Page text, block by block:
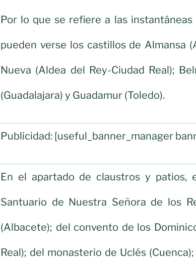
Por lo que se refiere a las
pueden verse los castillos de Almansa
Nueva (Aldea del Rey-Ciudad Real);
(Guadalajara) y Guadamur (Toledo).
Publicidad: [useful_banner_manager
En el apartado de claustros y patios,
Santuario de Nuestra Señora de los
(Albacete); del convento de los
Real); del monasterio de Uclés